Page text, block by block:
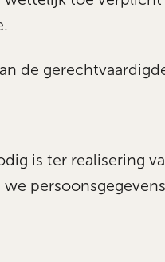
de
is ter realisering